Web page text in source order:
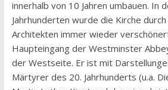
innerhalb von 10 Jahren umbauen. In
Jahrhunderten wurde die Kirche
Architekten immer wieder
Haupteingang der Westminster
der Westseite. Er ist mit
Märtyrer des 20. Jahrhunderts (u.a.